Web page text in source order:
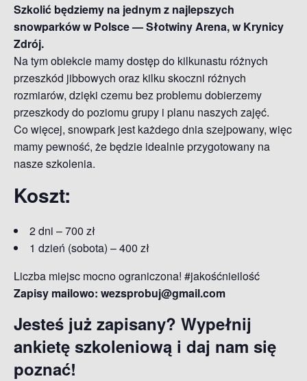
Szkolić będziemy na jednym z najlepszych
snowparków w Polsce — Słotwiny Arena, w Krynicy
Zdrój.
Na tym obiekcie mamy dostęp do kilkunastu różnych
przeszkód jibbowych oraz kilku skoczni różnych
rozmiarów, dzięki czemu bez problemu dobierzemy
przeszkody do poziomu grupy i planu naszych zajęć.
Co więcej, snowpark jest każdego dnia szejpowany, więc
mamy pewność, że będzie idealnie przygotowany na
nasze szkolenia.
Koszt:
2 dni – 700 zł
1 dzień (sobota) – 400 zł
Liczba miejsc mocno ograniczona! #jakośćnieilość
Zapisy mailowo: wezsprobuj@gmail.com
Jesteś już zapisany? Wypełnij
ankietę szkoleniową i daj nam się
poznać!